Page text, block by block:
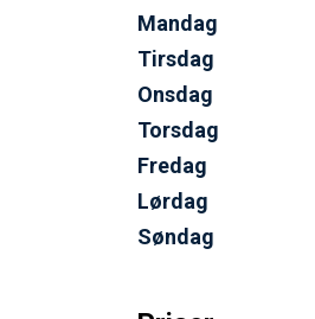
Mandag
Tirsdag
Onsdag
Torsdag
Fredag
Lørdag
Søndag